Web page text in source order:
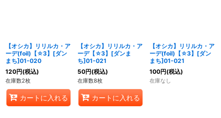
【オシカ】リリルカ・ア
ーデ(foil)【☆3】[ダン
まち]01-020
120円(税込)
在庫数2枚
カートに入れる
【オシカ】リリルカ・ア
ーデ【☆3】[ダンま
ち]01-021
50円(税込)
在庫数8枚
カートに入れる
【オシカ】リリルカ・ア
ーデ(foil)【☆3】[ダン
まち]01-021
100円(税込)
在庫なし